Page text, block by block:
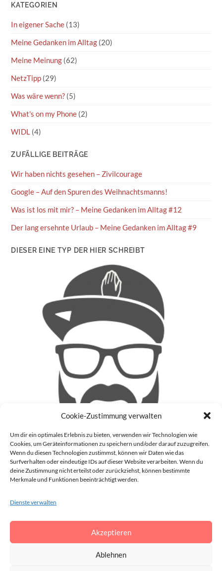
Cookie-Zustimmung verwalten
Um dir ein optimales Erlebnis zu bieten, verwenden wir Technologien wie
Cookies, um Geräteinformationen zu speichern und/oder darauf zuzugreifen.
Wenn du diesen Technologien zustimmst, können wir Daten wie das
Surfverhalten oder eindeutige IDs auf dieser Website verarbeiten. Wenn du
deine Zustimmung nicht erteilst oder zurückziehst, können bestimmte
Merkmale und Funktionen beeinträchtigt werden.
Dienste verwalten
Akzeptieren
Ablehnen
KATEGORIEN
In eigener Sache (13)
Meine Gedanken im Alltag (20)
Meine Meinung (62)
NetzTipp (29)
Was wäre wenn? (5)
What's on my Phone (2)
WIDL (4)
ZUFÄLLIGE BEITRÄGE
Wir haben nichts gesehen – Zivilcourage
Google – Auf den Spuren des Weihnachtsmanns!
Was ist los mit mir? – Meine Gedanken im Alltag #12
Der lang ersehnte Urlaub – Meine Gedanken im Alltag #9
DIESER EINE TYP DER HIER SCHREIBT
Patrick
aktuellen Geschehnissen in der realen Welt und im Internet
ich auch noch über die Dinge, die mir gerade so durch den
Vollständiges Profil anzeigen →